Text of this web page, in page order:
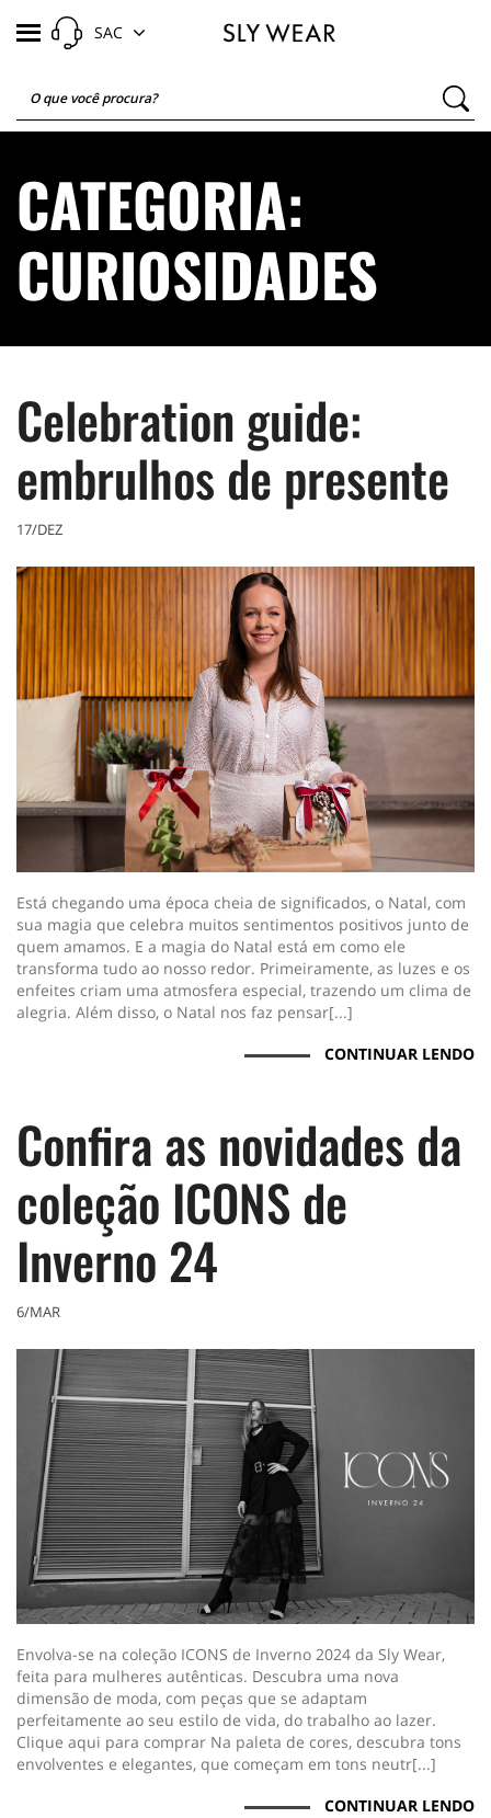
SAC
CATEGORIA:
CURIOSIDADES
Celebration guide:
embrulhos de presente
17/DEZ
Está chegando uma época cheia de significados, o Natal, com
sua magia que celebra muitos sentimentos positivos junto de
quem amamos. E a magia do Natal está em como ele
transforma tudo ao nosso redor. Primeiramente, as luzes e os
enfeites criam uma atmosfera especial, trazendo um clima de
alegria. Além disso, o Natal nos faz pensar[...]
CONTINUAR LENDO
Confira as novidades da
coleção ICONS de
Inverno 24
6/MAR
Envolva-se na coleção ICONS de Inverno 2024 da Sly Wear,
feita para mulheres autênticas. Descubra uma nova
dimensão de moda, com peças que se adaptam
perfeitamente ao seu estilo de vida, do trabalho ao lazer.
Clique aqui para comprar Na paleta de cores, descubra tons
envolventes e elegantes, que começam em tons neutr[...]
CONTINUAR LENDO